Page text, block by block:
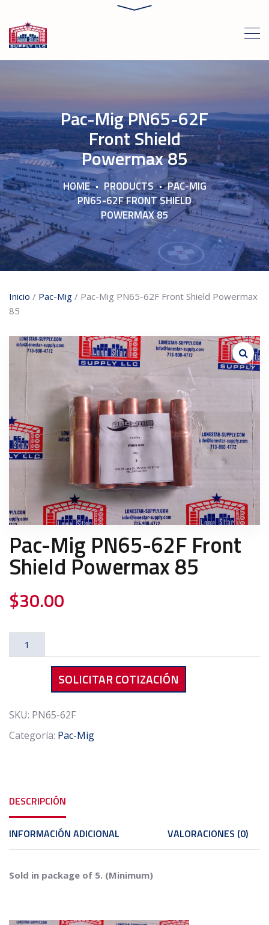
Pac-Mig PN65-62F
Front Shield
Powermax 85
HOME PRODUCTS
PAC-MIG
PN65-62F FRONT SHIELD
POWERMAX 85
Inicio / Pac-Mig / Pac-Mig PN65-62F Front Shield Powermax
85
Pac-Mig PN65-62F Front
Shield Powermax 85
$30.00
Shield
85
SOLICITAR COTIZACIÓN
SKU: PN65-62F
Categoría: Pac-Mig
DESCRIPCIÓN
INFORMACIÓN ADICIONAL VALORACIONES (0)
Sold in package of 5. (Minimum)